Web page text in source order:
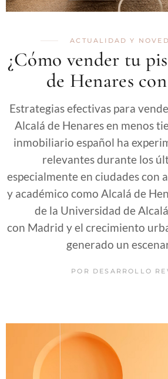
ACTUALIDAD Y
¿Cómo vender tu
de Henares
Estrategias efectivas para
Alcalá de Henares en menos
inmobiliario español ha
relevantes durante los
especialmente en ciudades con
y académico como Alcalá de
de la Universidad de
con Madrid y el crecimiento
generado un
POR DESARROLLO